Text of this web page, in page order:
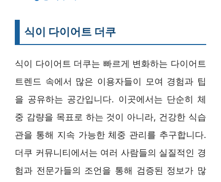
식이 다이어트 더쿠
식이 다이어트 더쿠는 빠르게 변화하는 다이어트
트렌드 속에서 많은 이용자들이 모여 경험과 팁
을 공유하는 공간입니다. 이곳에서는 단순히 체
중 감량을 목표로 하는 것이 아니라, 건강한 식습
관을 통해 지속 가능한 체중 관리를 추구합니다.
더쿠 커뮤니티에서는 여러 사람들의 실질적인 경
험과 전문가들의 조언을 통해 검증된 정보가 많